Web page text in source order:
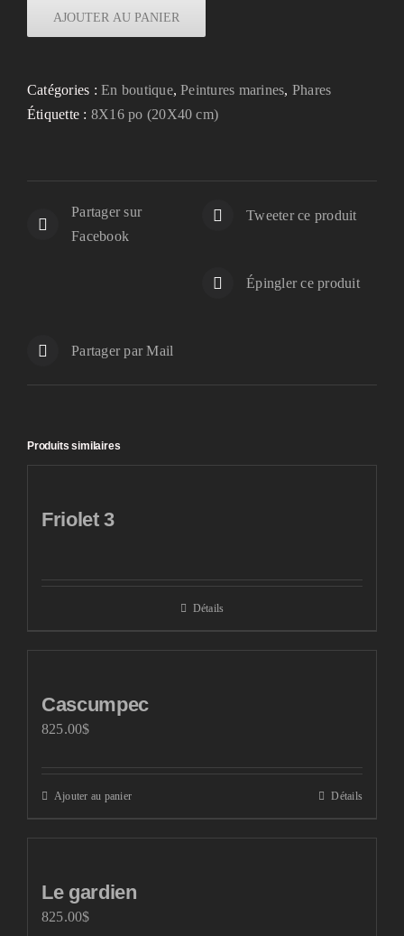
AJOUTER AU PANIER
Catégories :En boutique,Peintures marines, Phares
Étiquette : 8X16 po (20X40 cm)
Partager sur
Facebook
Tweeter ce produit
Épingler ce produit
Partager par Mail
Produits similaires
Friolet 3
Détails
Cascumpec
825.00$
Ajouter au panier Détails
Le gardien
825.00$